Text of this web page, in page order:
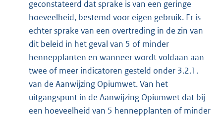
geconstateerd dat sprake is van een geringe
hoeveelheid, bestemd voor eigen gebruik. Er is
echter sprake van een overtreding in de zin van
dit beleid in het geval van 5 of minder
hennepplanten en wanneer wordt voldaan aan
twee of meer indicatoren gesteld onder 3.2.1.
van de Aanwijzing Opiumwet. Van het
uitgangspunt in de Aanwijzing Opiumwet dat bij
een hoeveelheid van 5 hennepplanten of minder